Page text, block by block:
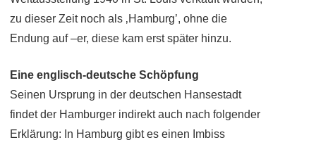
zu dieser Zeit noch als ‚Hamburg’, ohne die
Endung auf –er, diese kam erst später hinzu.
Eine englisch-deutsche Schöpfung
Seinen Ursprung in der deutschen Hansestadt
findet der Hamburger indirekt auch nach folgender
Erklärung: In Hamburg gibt es einen Imbiss